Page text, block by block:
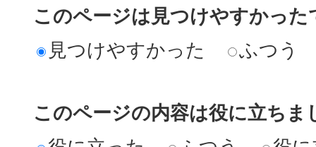
このページは見つけやすかった
見つけやすかった
ふつう
このページの内容は役に立ちま